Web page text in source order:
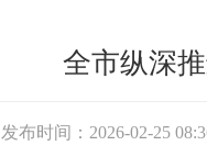
全市纵深
发布时间：2026-02-25